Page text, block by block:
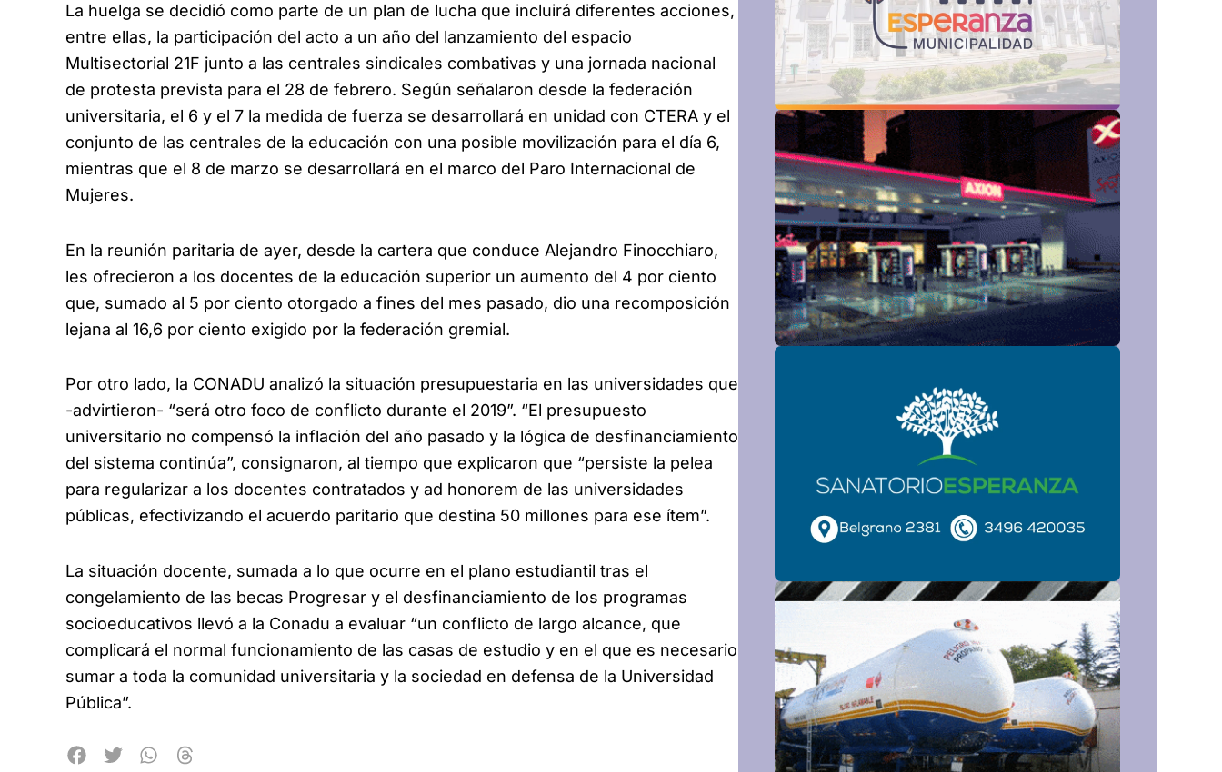
La huelga se decidió como parte de un plan de lucha que incluirá diferentes acciones,
entre ellas, la participación del acto a un año del lanzamiento del espacio
Multisectorial 21F junto a las centrales sindicales combativas y una jornada nacional
de protesta prevista para el 28 de febrero. Según señalaron desde la federación
universitaria, el 6 y el 7 la medida de fuerza se desarrollará en unidad con CTERA y el
conjunto de las centrales de la educación con una posible movilización para el día 6,
mientras que el 8 de marzo se desarrollará en el marco del Paro Internacional de
Mujeres.
En la reunión paritaria de ayer, desde la cartera que conduce Alejandro Finocchiaro,
les ofrecieron a los docentes de la educación superior un aumento del 4 por ciento
que, sumado al 5 por ciento otorgado a fines del mes pasado, dio una recomposición
lejana al 16,6 por ciento exigido por la federación gremial.
Por otro lado, la CONADU analizó la situación presupuestaria en las universidades que
-advirtieron- “será otro foco de conflicto durante el 2019”. “El presupuesto
universitario no compensó la inflación del año pasado y la lógica de desfinanciamiento
del sistema continúa”, consignaron, al tiempo que explicaron que “persiste la pelea
para regularizar a los docentes contratados y ad honorem de las universidades
públicas, efectivizando el acuerdo paritario que destina 50 millones para ese ítem”.
La situación docente, sumada a lo que ocurre en el plano estudiantil tras el
congelamiento de las becas Progresar y el desfinanciamiento de los programas
socioeducativos llevó a la Conadu a evaluar “un conflicto de largo alcance, que
complicará el normal funcionamiento de las casas de estudio y en el que es necesario
sumar a toda la comunidad universitaria y la sociedad en defensa de la Universidad
Pública”.